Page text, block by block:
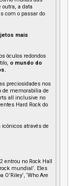
a data
com o passar do
mais
óculos redondos
o mundo do
preciosidades nos
de memorabilia de
all inclusive no
Hard Rock do
através de
entrou no Rock Hall
mundial’. Eles
‘Who Are